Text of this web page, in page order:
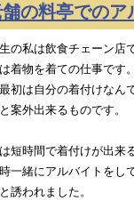
の料亭でのア
の私は飲食チェーン店
着物を着ての仕事です
初は自分の着付けなん
案外出来るものです。
短時間で着付けが出来
一緒にアルバイトをし
誘われました。